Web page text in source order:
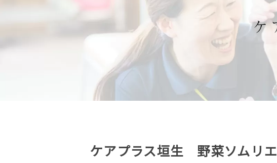
ケアプラス垣生 野菜ソムリエ